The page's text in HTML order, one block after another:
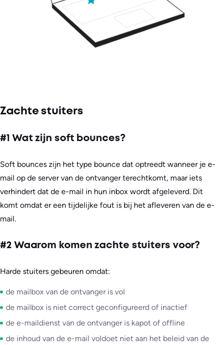
Zachte stuiters
#1 Wat zijn soft bounces?
Soft bounces zijn het type bounce dat optreedt wanneer je e-
mail op de server van de ontvanger terechtkomt, maar iets
verhindert dat de e-mail in hun inbox wordt afgeleverd. Dit
komt omdat er een tijdelijke fout is bij het afleveren van de e-
mail.
#2 Waarom komen zachte stuiters voor?
Harde stuiters gebeuren omdat:
de mailbox van de ontvanger is vol
de mailbox is niet correct geconfigureerd of inactief
de e-maildienst van de ontvanger is kapot of offline
de inhoud van de e-mail voldoet niet aan het beleid van de